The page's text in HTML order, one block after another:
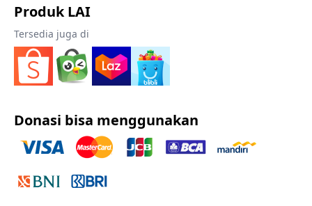
Produk LAI
Tersedia juga di
Donasi bisa menggunakan